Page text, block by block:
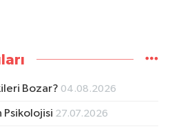
Bozar? 04.08.2026
Psikolojisi 27.07.2026